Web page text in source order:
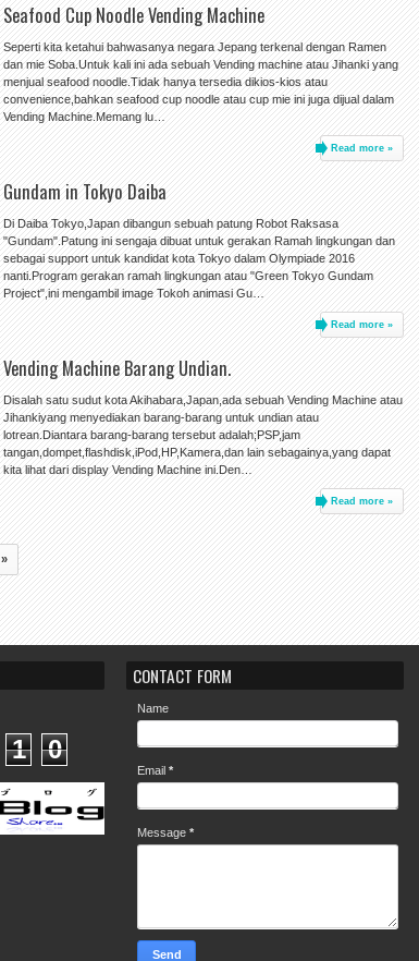
Seafood Cup Noodle Vending Machine
Seperti kita ketahui bahwasanya negara Jepang terkenal dengan Ramen
dan mie Soba.Untuk kali ini ada sebuah Vending machine atau Jihanki yang
menjual seafood noodle.Tidak hanya tersedia dikios-kios atau
convenience,bahkan seafood cup noodle atau cup mie ini juga dijual dalam
Vending Machine.Memang lu…
Read more »
Gundam in Tokyo Daiba
Di Daiba Tokyo,Japan dibangun sebuah patung Robot Raksasa
"Gundam".Patung ini sengaja dibuat untuk gerakan Ramah lingkungan dan
sebagai support untuk kandidat kota Tokyo dalam Olympiade 2016
nanti.Program gerakan ramah lingkungan atau "Green Tokyo Gundam
Project",ini mengambil image Tokoh animasi Gu…
Read more »
Vending Machine Barang Undian.
Disalah satu sudut kota Akihabara,Japan,ada sebuah Vending Machine atau
Jihankiyang menyediakan barang-barang untuk undian atau
lotrean.Diantara barang-barang tersebut adalah;PSP,jam
tangan,dompet,flashdisk,iPod,HP,Kamera,dan lain sebagainya,yang dapat
kita lihat dari display Vending Machine ini.Den…
Read more »
»
1 0
CONTACT FORM
Name
Email *
Message *